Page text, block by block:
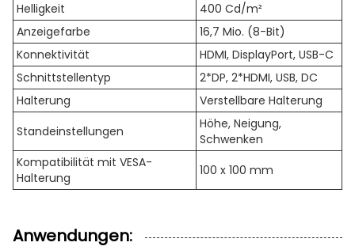
Helligkeit
400 Cd/m²
Anzeigefarbe
16,7 Mio. (8-Bit)
Konnektivität
HDMI, DisplayPort, USB-C
Schnittstellentyp
2*DP, 2*HDMI, USB, DC
Halterung
Verstellbare Halterung
Standeinstellungen
Höhe, Neigung,
Schwenken
Kompatibilität mit VESA-
Halterung
100 x 100 mm
Anwendungen: